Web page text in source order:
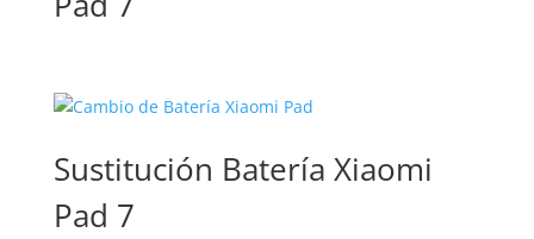
Sustitución Batería Xiaomi
Pad 7